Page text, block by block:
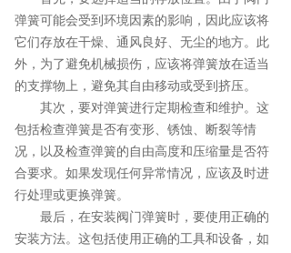
弹簧可能会受到环境因素的影响，因此应该将
它们存放在干燥、通风良好、无尘的地方。此
外，为了避免机械损伤，应该将弹簧放在适当
的支撑物上，避免其自由移动或受到挤压。
其次，要对弹簧进行定期检查和维护。这
包括检查弹簧是否有变形、锈蚀、断裂等情
况，以及检查弹簧的自由高度和压缩量是否符
合要求。如果发现任何异常情况，应该及时进
行处理或更换弹簧。
最后，在安装阀门弹簧时，要使用正确的
安装方法。这包括使用正确的工具和设备，如